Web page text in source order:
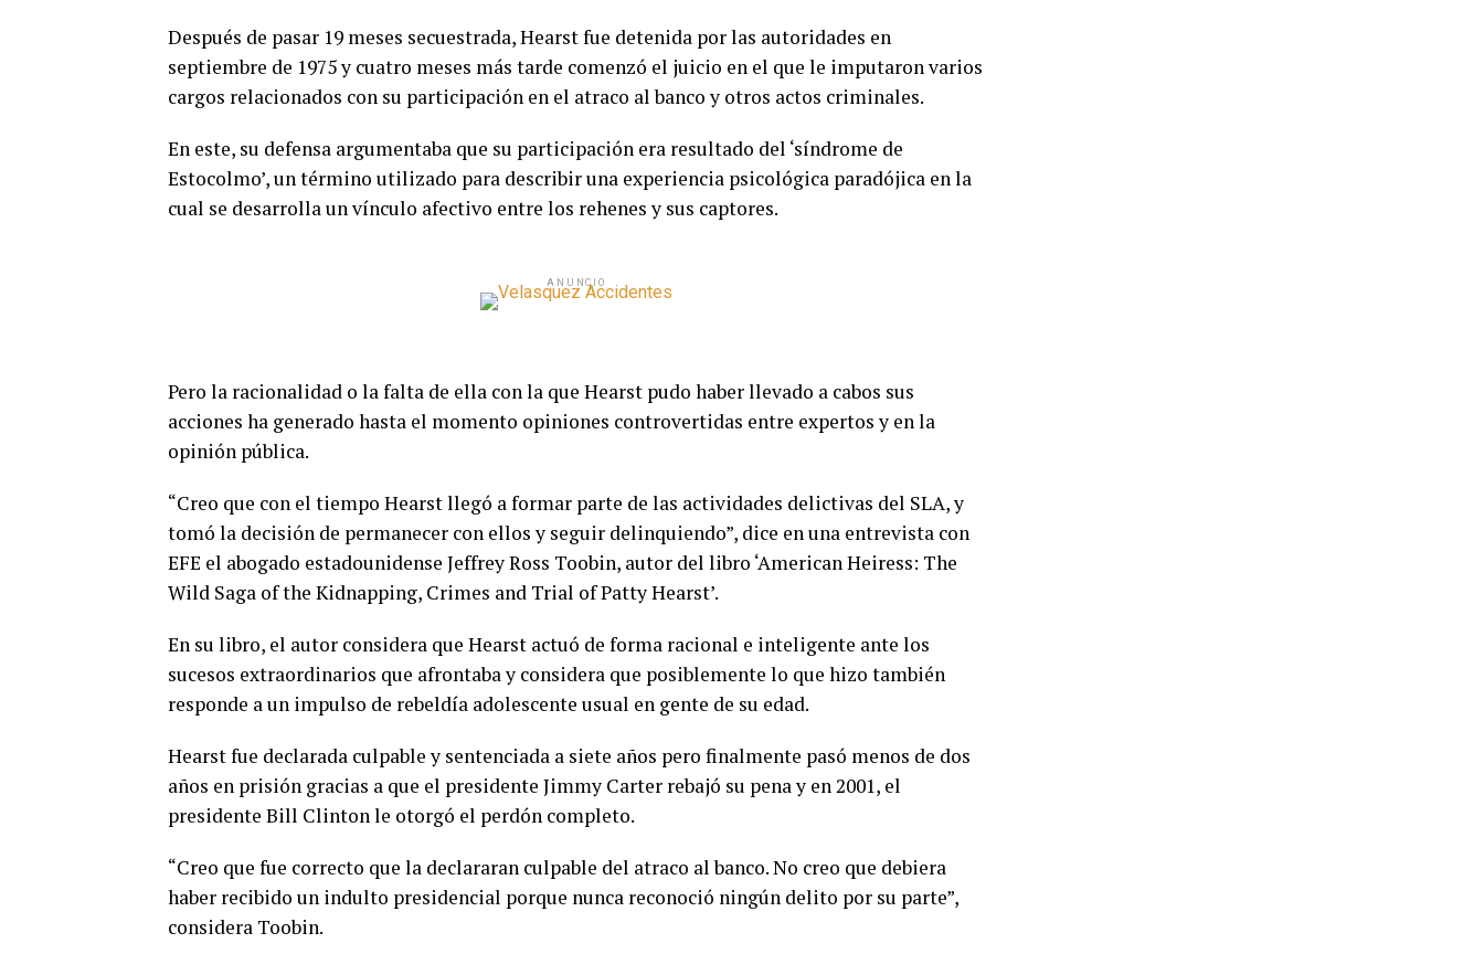
Después de pasar 19 meses secuestrada, Hearst fue detenida por las autoridades en
septiembre de 1975 y cuatro meses más tarde comenzó el juicio en el que le imputaron varios
cargos relacionados con su participación en el atraco al banco y otros actos criminales.
En este, su defensa argumentaba que su participación era resultado del ‘síndrome de
Estocolmo’, un término utilizado para describir una experiencia psicológica paradójica en la
cual se desarrolla un vínculo afectivo entre los rehenes y sus captores.
ANUNCIO
Pero la racionalidad o la falta de ella con la que Hearst pudo haber llevado a cabos sus
acciones ha generado hasta el momento opiniones controvertidas entre expertos y en la
opinión pública.
“Creo que con el tiempo Hearst llegó a formar parte de las actividades delictivas del SLA, y
tomó la decisión de permanecer con ellos y seguir delinquiendo”, dice en una entrevista con
EFE el abogado estadounidense Jeffrey Ross Toobin, autor del libro ‘American Heiress: The
Wild Saga of the Kidnapping, Crimes and Trial of Patty Hearst’.
En su libro, el autor considera que Hearst actuó de forma racional e inteligente ante los
sucesos extraordinarios que afrontaba y considera que posiblemente lo que hizo también
responde a un impulso de rebeldía adolescente usual en gente de su edad.
Hearst fue declarada culpable y sentenciada a siete años pero finalmente pasó menos de dos
años en prisión gracias a que el presidente Jimmy Carter rebajó su pena y en 2001, el
presidente Bill Clinton le otorgó el perdón completo.
“Creo que fue correcto que la declararan culpable del atraco al banco. No creo que debiera
haber recibido un indulto presidencial porque nunca reconoció ningún delito por su parte”,
considera Toobin.